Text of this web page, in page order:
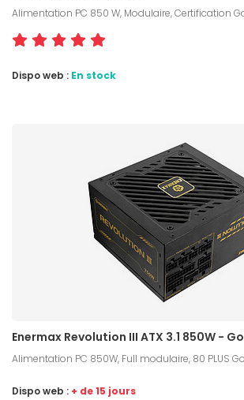
Alimentation PC 850 W, Modulaire, Certification
Dispo web : En stock
Enermax Revolution III ATX 3.1 850W -
Alimentation PC 850W, Full modulaire, 80 PLUS
Dispo web : + de 15 jours